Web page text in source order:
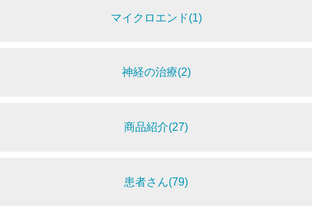
マイクロエンド(1)
神経の治療(2)
商品紹介(27)
患者さん(79)